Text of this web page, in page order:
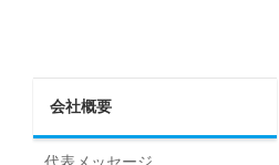
会社概要